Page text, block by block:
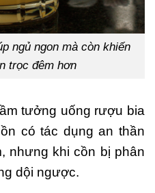
ngủ ngon mà còn khiến
trọc đêm hơn
tưởng uống rượu bia
có tác dụng an thần
nhưng khi cồn bị phân
dội ngược.